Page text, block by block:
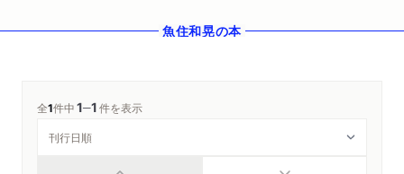
魚住和晃の本
全1件中1─1件を表示